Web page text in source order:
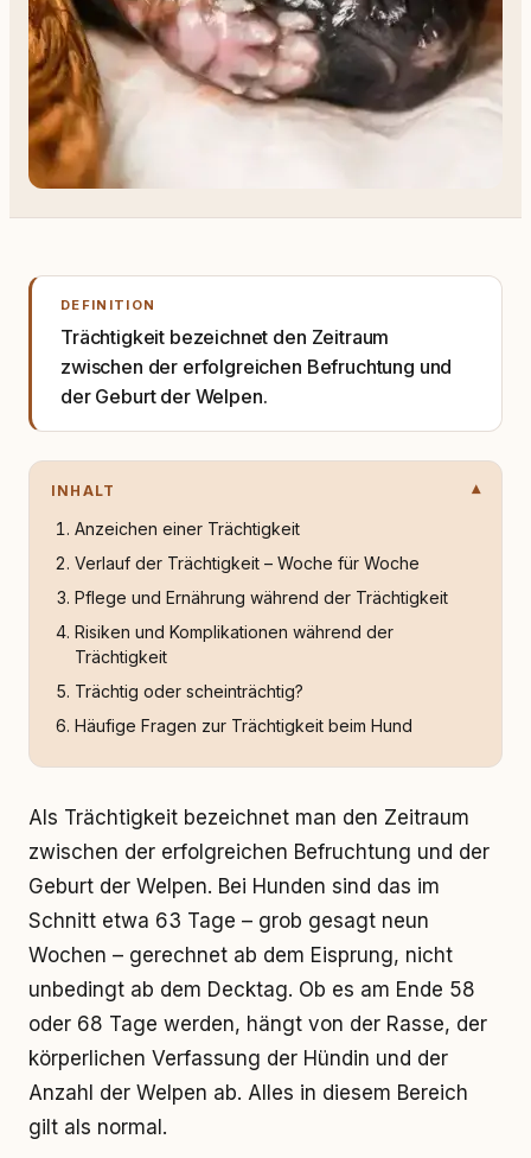
DEFINITION
Trächtigkeit bezeichnet den Zeitraum
zwischen der erfolgreichen Befruchtung und
der Geburt der Welpen.
INHALT
Anzeichen einer Trächtigkeit
Verlauf der Trächtigkeit – Woche für Woche
Pflege und Ernährung während der Trächtigkeit
Risiken und Komplikationen während der
Trächtigkeit
Trächtig oder scheinträchtig?
Häufige Fragen zur Trächtigkeit beim Hund
Als Trächtigkeit bezeichnet man den Zeitraum
zwischen der erfolgreichen Befruchtung und der
Geburt der Welpen. Bei Hunden sind das im
Schnitt etwa 63 Tage – grob gesagt neun
Wochen – gerechnet ab dem Eisprung, nicht
unbedingt ab dem Decktag. Ob es am Ende 58
oder 68 Tage werden, hängt von der Rasse, der
körperlichen Verfassung der Hündin und der
Anzahl der Welpen ab. Alles in diesem Bereich
gilt als normal.